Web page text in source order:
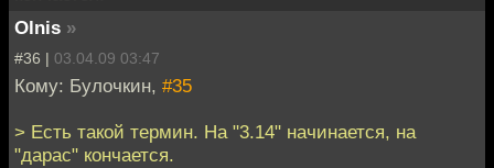
Olnis »
#36 | 03.04.09 03:47
Кому: Булочкин, #35
> Есть такой термин. На "3.14" начинается, на
"дарас" кончается.